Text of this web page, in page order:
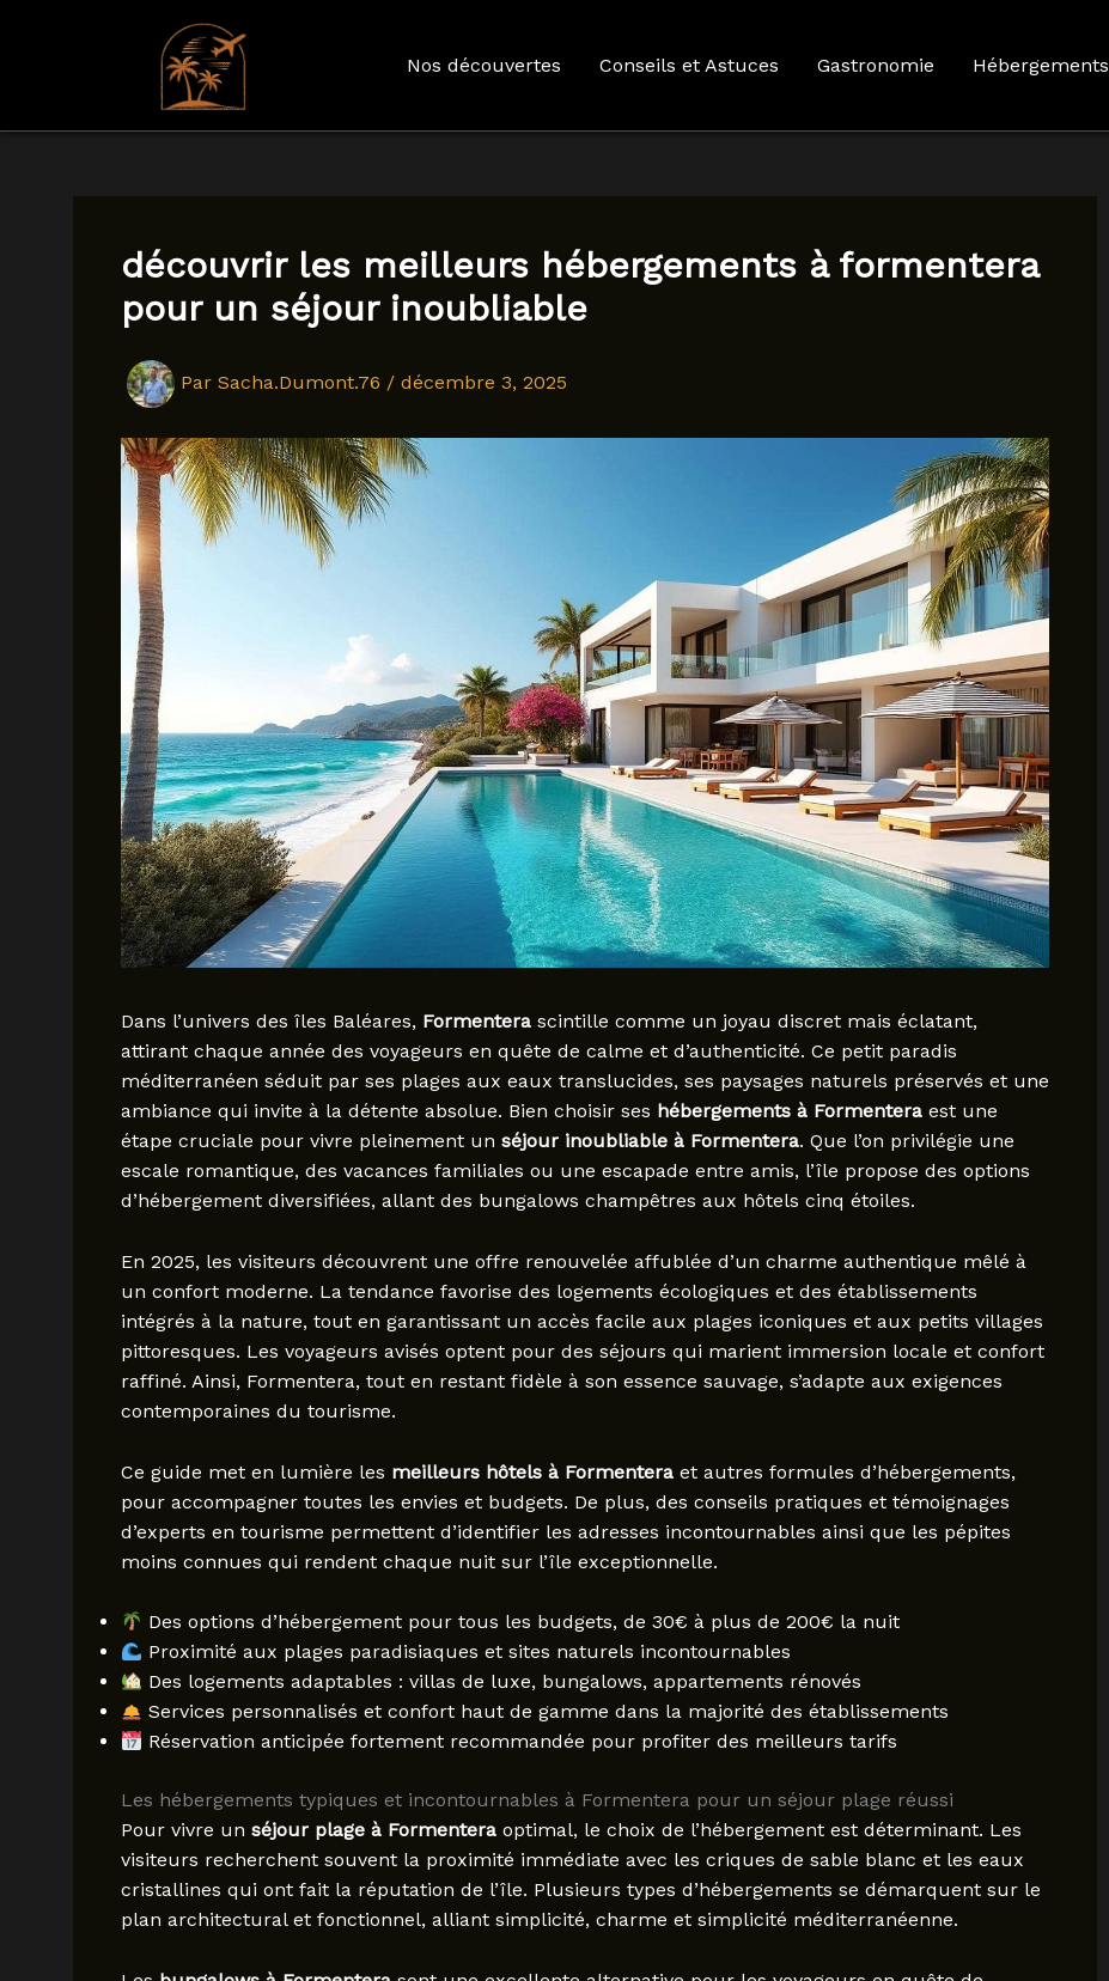
Aller
Nos découvertes Conseils et Astuces Gastronomie Hébergements
découvrir les meilleurs hébergements à formentera
pour un séjour inoubliable
Par Sacha.Dumont.76 / décembre 3, 2025
Dans l’univers des îles Baléares, Formenterascintille comme un joyau discret mais éclatant,
attirant chaque année des voyageurs en quête de calme et d’authenticité. Ce petit paradis
méditerranéen séduit par ses plages aux eaux translucides, ses paysages naturels préservés et une
ambiance qui invite à la détente absolue. Bien choisir ses hébergements à Formenteraest une
étape cruciale pour vivre pleinement un séjour inoubliable à Formentera. Que l’on privilégie une
escale romantique, des vacances familiales ou une escapade entre amis, l’île propose des options
d’hébergement diversifiées, allant des bungalows champêtres aux hôtels cinq étoiles.
En 2025, les visiteurs découvrent une offre renouvelée affublée d’un charme authentique mêlé à
un confort moderne. La tendance favorise des logements écologiques et des établissements
intégrés à la nature, tout en garantissant un accès facile aux plages iconiques et aux petits villages
pittoresques. Les voyageurs avisés optent pour des séjours qui marient immersion locale et confort
raffiné. Ainsi, Formentera, tout en restant fidèle à son essence sauvage, s’adapte aux exigences
contemporaines du tourisme.
Ce guide met en lumière les meilleurs hôtels à Formenteraet autres formules d’hébergements,
pour accompagner toutes les envies et budgets. De plus, des conseils pratiques et témoignages
d’experts en tourisme permettent d’identifier les adresses incontournables ainsi que les pépites
moins connues qui rendent chaque nuit sur l’île exceptionnelle.
Des options d’hébergement pour tous les budgets, de 30€ à plus de 200€ la nuit
Proximité aux plages paradisiaques et sites naturels incontournables
Des logements adaptables : villas de luxe, bungalows, appartements rénovés
Services personnalisés et confort haut de gamme dans la majorité des établissements
Réservation anticipée fortement recommandée pour profiter des meilleurs tarifs
Les hébergements typiques et incontournables à Formentera pour un séjour plage réussi
Pour vivre un séjour plage à Formenteraoptimal, le choix de l’hébergement est déterminant. Les
visiteurs recherchent souvent la proximité immédiate avec les criques de sable blanc et les eaux
cristallines qui ont fait la réputation de l’île. Plusieurs types d’hébergements se démarquent sur le
plan architectural et fonctionnel, alliant simplicité, charme et simplicité méditerranéenne.